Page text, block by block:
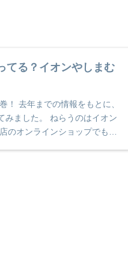
てる？イオンやしまむ
！ 去年までの情報をもとに、
みました。 ねらうのはイオン
のオンラインショップでもか